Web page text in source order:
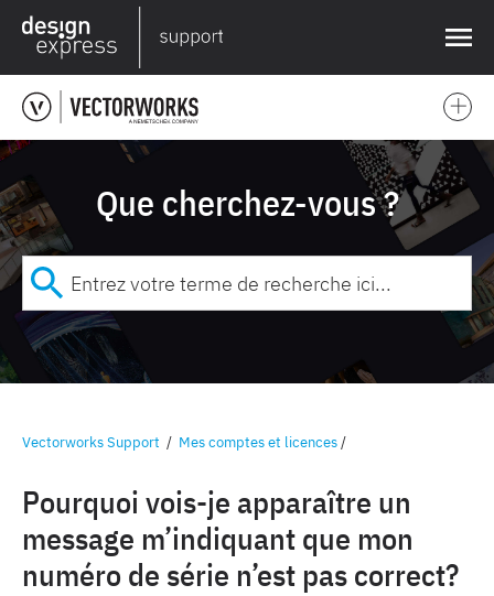
❌
Que cherchez-vous ?
Vectorworks Support / Mes comptes et licences/
Pourquoi vois-je apparaître un
message m’indiquant que mon
numéro de série n’est pas correct?